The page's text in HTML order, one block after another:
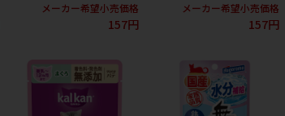
メーカー希望小売価格
157円
メーカー希望小売価格
157円